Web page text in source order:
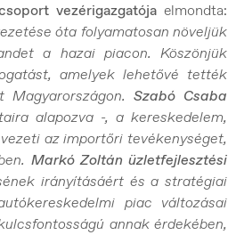
vezérigazgatója elmondta:
óta folyamatosan növeljük
a hazai piacon. Köszönjük
amelyek lehetővé tették
Magyarországon.Szabó Csaba
alapozva -, a kereskedelem,
az importőri tevékenységet,
Markó Zoltán üzletfejlesztési
irányításáért és a stratégiai
piac változásai
annak érdekében,